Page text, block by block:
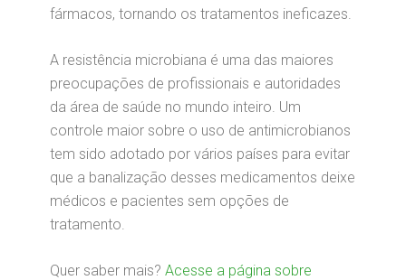
fármacos, tornando os tratamentos ineficazes.
A resistência microbiana é uma das maiores
preocupações de profissionais e autoridades
da área de saúde no mundo inteiro. Um
controle maior sobre o uso de antimicrobianos
tem sido adotado por vários países para evitar
que a banalização desses medicamentos deixe
médicos e pacientes sem opções de
tratamento.
Quer saber mais? Acesse a página sobre